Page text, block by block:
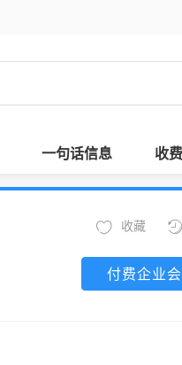
一句话信息 收
收藏
付费企业